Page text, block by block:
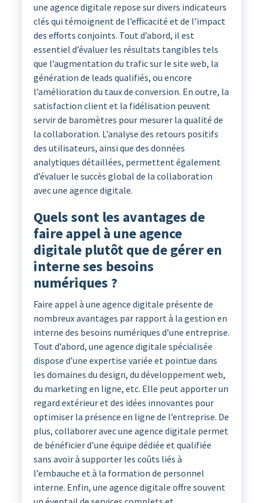
une agence digitale repose sur divers indicateurs
clés qui témoignent de l’efficacité et de l’impact
des efforts conjoints. Tout d’abord, il est
essentiel d’évaluer les résultats tangibles tels
que l’augmentation du trafic sur le site web, la
génération de leads qualifiés, ou encore
l’amélioration du taux de conversion. En outre, la
satisfaction client et la fidélisation peuvent
servir de baromètres pour mesurer la qualité de
la collaboration. L’analyse des retours positifs
des utilisateurs, ainsi que des données
analytiques détaillées, permettent également
d’évaluer le succès global de la collaboration
avec une agence digitale.
Quels sont les avantages de
faire appel à une agence
digitale plutôt que de gérer en
interne ses besoins
numériques ?
Faire appel à une agence digitale présente de
nombreux avantages par rapport à la gestion en
interne des besoins numériques d’une entreprise.
Tout d’abord, une agence digitale spécialisée
dispose d’une expertise variée et pointue dans
les domaines du design, du développement web,
du marketing en ligne, etc. Elle peut apporter un
regard extérieur et des idées innovantes pour
optimiser la présence en ligne de l’entreprise. De
plus, collaborer avec une agence digitale permet
de bénéficier d’une équipe dédiée et qualifiée
sans avoir à supporter les coûts liés à
l’embauche et à la formation de personnel
interne. Enfin, une agence digitale offre souvent